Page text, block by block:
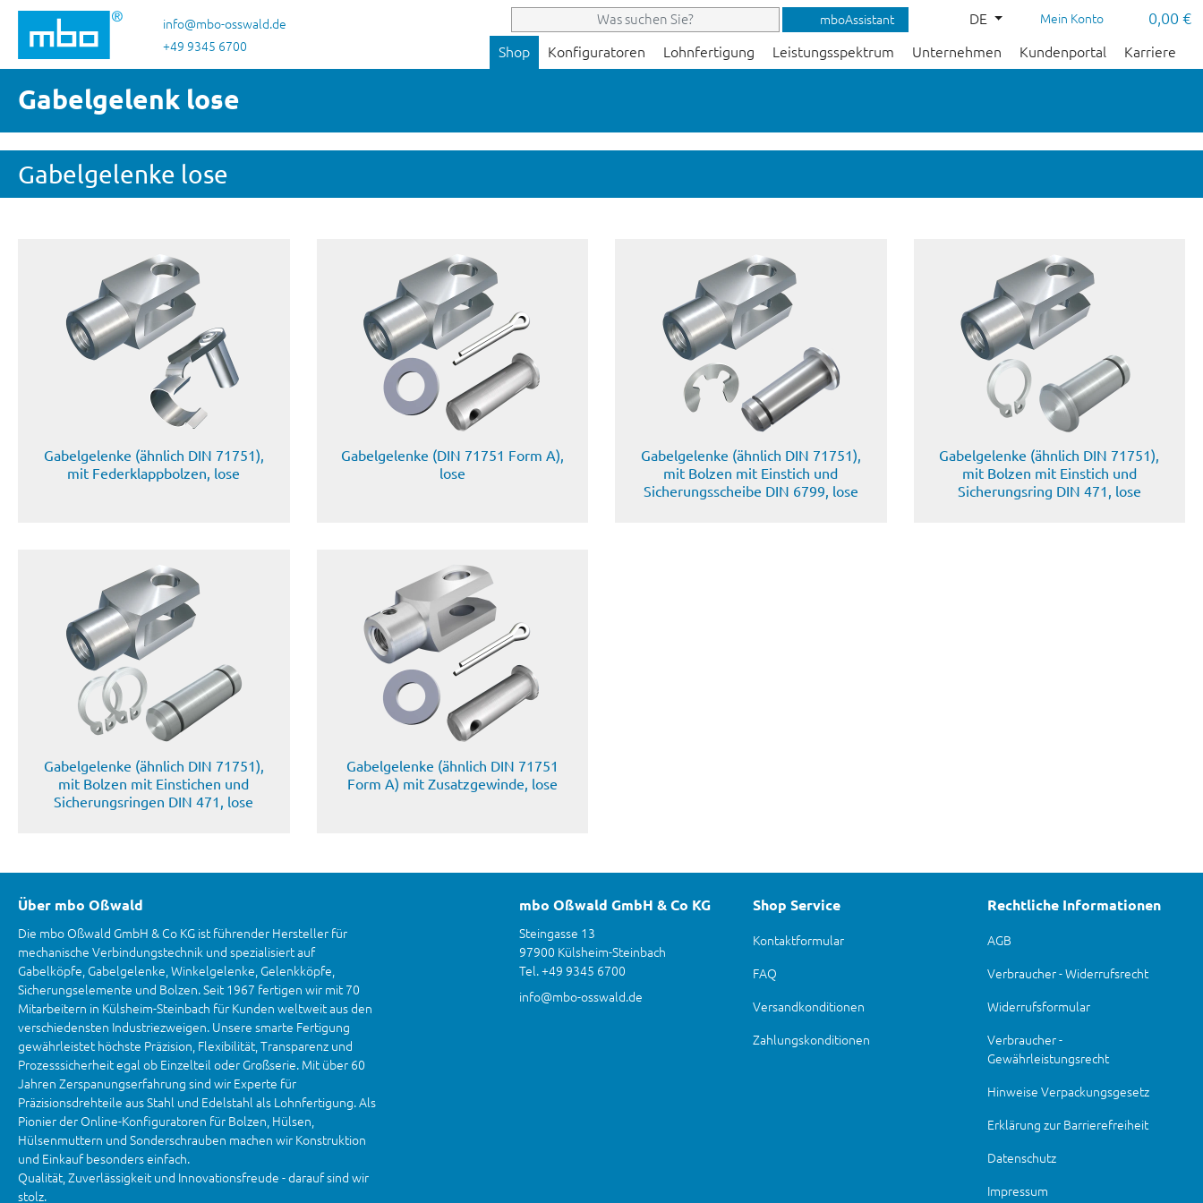
Hauptinhalt springen
Zur Suche springen
Zur Hauptnavigation springeninfo@mbo-osswald.de
+49 9345 6700
mboAssistant DE Mein Konto 0,00 €
Shop Konfiguratoren Lohnfertigung Leistungsspektrum Unternehmen Kundenportal Karriere
Gabelgelenk lose
Gabelgelenke lose
Gabelgelenke (ähnlich DIN 71751),
mit Federklappbolzen, lose
Gabelgelenke (DIN 71751 Form A),
lose
Gabelgelenke (ähnlich DIN 71751),
mit Bolzen mit Einstich und
Sicherungsscheibe DIN 6799, lose
Gabelgelenke (ähnlich DIN 71751),
mit Bolzen mit Einstich und
Sicherungsring DIN 471, lose
Gabelgelenke (ähnlich DIN 71751),
mit Bolzen mit Einstichen und
Sicherungsringen DIN 471, lose
Gabelgelenke (ähnlich DIN 71751
Form A) mit Zusatzgewinde, lose
Über mbo Oßwald
Die mbo Oßwald GmbH & Co KG ist führender Hersteller für
mechanische Verbindungstechnik und spezialisiert auf
Gabelköpfe, Gabelgelenke, Winkelgelenke, Gelenkköpfe,
Sicherungselemente und Bolzen. Seit 1967 fertigen wir mit 70
Mitarbeitern in Külsheim-Steinbach für Kunden weltweit aus den
verschiedensten Industriezweigen. Unsere smarte Fertigung
gewährleistet höchste Präzision, Flexibilität, Transparenz und
Prozesssicherheit egal ob Einzelteil oder Großserie. Mit über 60
Jahren Zerspanungserfahrung sind wir Experte für
Präzisionsdrehteile aus Stahl und Edelstahl als Lohnfertigung. Als
Pionier der Online-Konfiguratoren für Bolzen, Hülsen,
Hülsenmuttern und Sonderschrauben machen wir Konstruktion
und Einkauf besonders einfach.
Qualität, Zuverlässigkeit und Innovationsfreude - darauf sind wir
stolz.
mbo Oßwald GmbH & Co KG
Steingasse 13
97900 Külsheim-Steinbach
Tel. +49 9345 6700
info@mbo-osswald.de
Shop Service
Kontaktformular
FAQ
Versandkonditionen
Zahlungskonditionen
Rechtliche Informationen
AGB
Verbraucher - Widerrufsrecht
Widerrufsformular
Verbraucher -
Gewährleistungsrecht
Hinweise Verpackungsgesetz
Erklärung zur Barrierefreiheit
Datenschutz
Impressum